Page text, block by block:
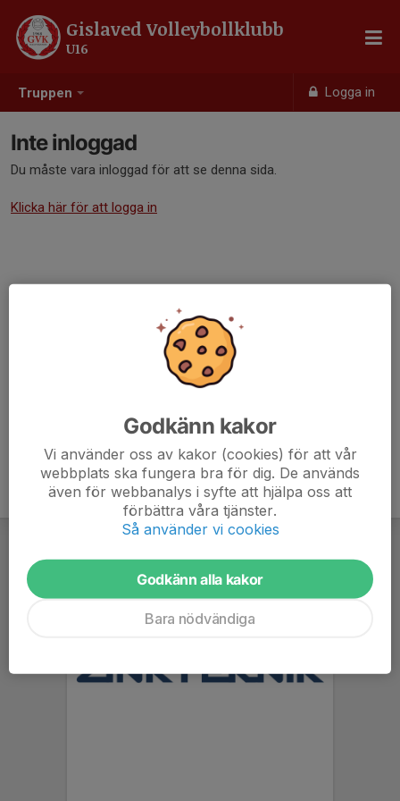
Truppen Logga in
Gislaved Volleybollklubb
U16
Inte inloggad
Du måste vara inloggad för att se denna sida.
Klicka här för att logga in
Godkänn kakor
Vi använder oss av kakor (cookies) för att vår
webbplats ska fungera bra för dig. De används
även för webbanalys i syfte att hjälpa oss att
förbättra våra tjänster.
Så använder vi cookies
Godkänn alla kakor
Bara nödvändiga